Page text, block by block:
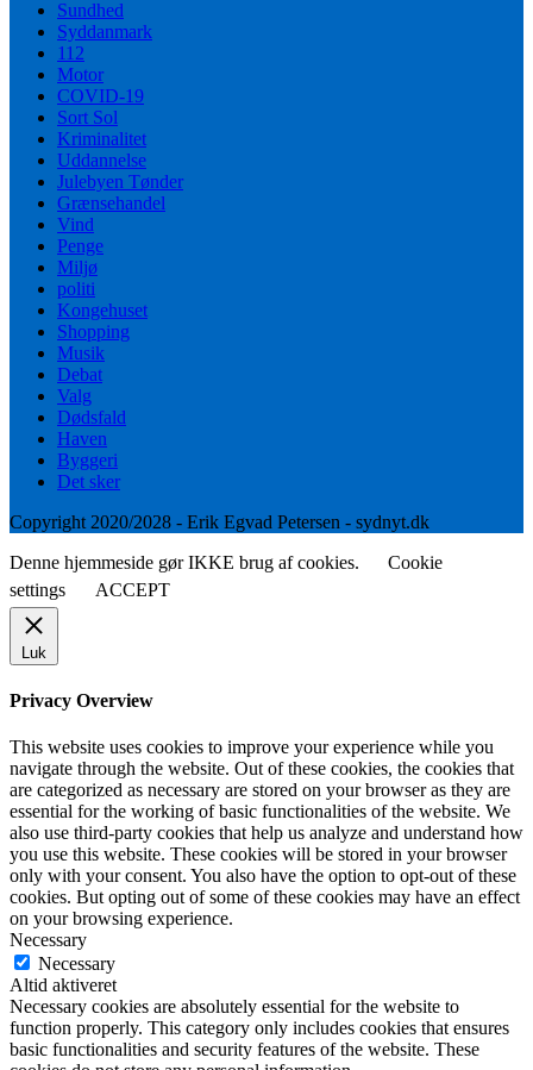
Sundhed
Syddanmark
112
Motor
COVID-19
Sort Sol
Kriminalitet
Uddannelse
Julebyen Tønder
Grænsehandel
Vind
Penge
Miljø
politi
Kongehuset
Shopping
Musik
Debat
Valg
Dødsfald
Haven
Byggeri
Det sker
Copyright 2020/2028 - Erik Egvad Petersen - sydnyt.dk
Denne hjemmeside gør IKKE brug af cookies.
Cookie
settings
ACCEPT
Luk
Privacy Overview
This website uses cookies to improve your experience while you
navigate through the website. Out of these cookies, the cookies that
are categorized as necessary are stored on your browser as they are
essential for the working of basic functionalities of the website. We
also use third-party cookies that help us analyze and understand how
you use this website. These cookies will be stored in your browser
only with your consent. You also have the option to opt-out of these
cookies. But opting out of some of these cookies may have an effect
on your browsing experience.
Necessary
Necessary
Altid aktiveret
Necessary cookies are absolutely essential for the website to
function properly. This category only includes cookies that ensures
basic functionalities and security features of the website. These